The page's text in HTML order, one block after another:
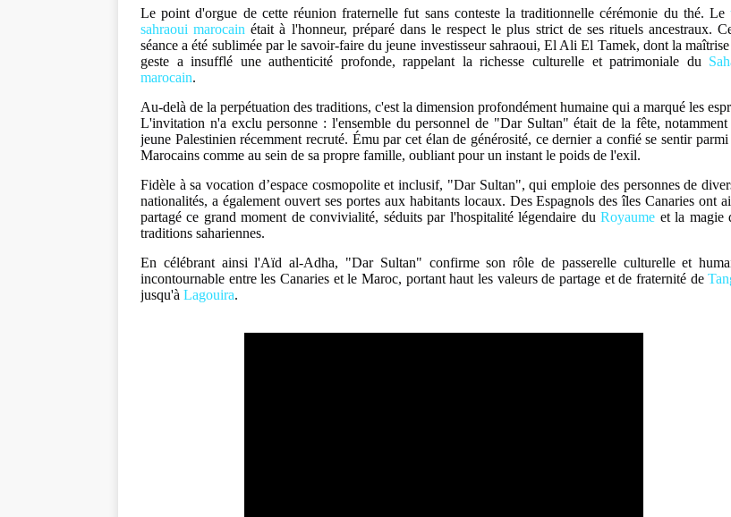
​Le point d'orgue de cette réunion fraternelle fut sans conteste la traditionnelle cérémonie du thé. Le
sahraoui marocain était à l'honneur, préparé dans le respect le plus strict de ses rituels ancestraux.
séance a été sublimée par le savoir-faire du jeune investisseur sahraoui, El Ali El Tamek, dont la
geste a insufflé une authenticité profonde, rappelant la richesse culturelle et patrimoniale du
marocain.
​Au-delà de la perpétuation des traditions, c'est la dimension profondément humaine qui a marqué les
L'invitation n'a exclu personne : l'ensemble du personnel de "Dar Sultan" était de la fête, notamment
jeune Palestinien récemment recruté. Ému par cet élan de générosité, ce dernier a confié se sentir parmi
Marocains comme au sein de sa propre famille, oubliant pour un instant le poids de l'exil.
​Fidèle à sa vocation d’espace cosmopolite et inclusif, "Dar Sultan", qui emploie des personnes de
nationalités, a également ouvert ses portes aux habitants locaux. Des Espagnols des îles Canaries ont
partagé ce grand moment de convivialité, séduits par l'hospitalité légendaire duRoyaume et la magie
traditions sahariennes.
​En célébrant ainsi l'Aïd al-Adha, "Dar Sultan" confirme son rôle de passerelle culturelle et
incontournable entre les Canaries et le Maroc, portant haut les valeurs de partage et de fraternité de
jusqu'à Lagouira.